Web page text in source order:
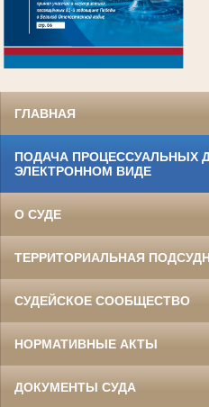
ГЛАВНАЯ
ПОДАЧА ПРОЦЕССУАЛЬНЫХ
ЭЛЕКТРОННОМ ВИДЕ
О СУДЕ
ТЕРРИТОРИАЛЬНАЯ
СУДЕЙСКОЕ СООБЩЕСТВО
НОРМАТИВНЫЕ АКТЫ
ДОКУМЕНТЫ СУДА